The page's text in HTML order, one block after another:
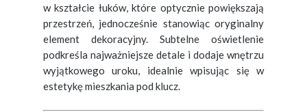
w kształcie łuków, które optycznie powiększają
przestrzeń, jednocześnie stanowiąc oryginalny
element dekoracyjny. Subtelne oświetlenie
podkreśla najważniejsze detale i dodaje wnętrzu
wyjątkowego uroku, idealnie wpisując się w
estetykę mieszkania pod klucz.